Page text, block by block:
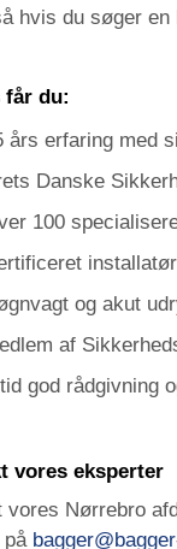
hvis du søger
får du:
års erfaring med
Danske
100
og akut
af
god rådgivning
vores eksperter
vores Nørrebro
på